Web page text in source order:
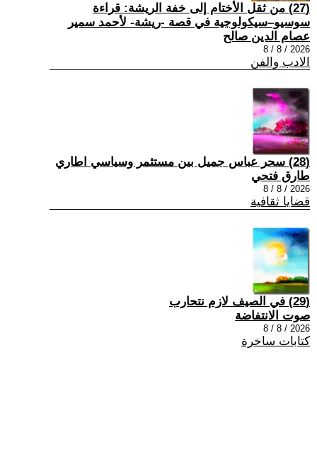
(27) من ثقل الأختام إلى خفة الريشة: قراءة
سوسيو–سيكولوجية في قصة -ريشة- لأحمد سمير
عصام الدين صالح
2026 / 8 / 8
الادب والفن
(28) سحر عباس جميل بين مستثمر وسياسي اطاري
طارق فتحي
2026 / 8 / 8
قضايا ثقافية
(29) في الصيف لازم نتحارب
صوت الانتفاضة
2026 / 8 / 8
كتابات ساخرة